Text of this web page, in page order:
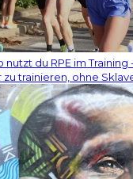
nutzt du RPE im
trainieren, ohne